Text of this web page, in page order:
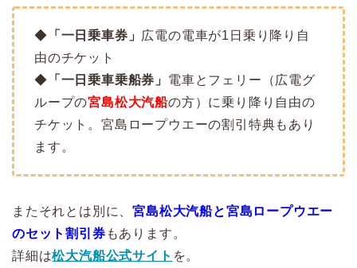
◆ 「一日乗車券」 広電の電車が1日乗り降り自
由のチケット
◆ 「一日乗車乗船券」 電車とフェリー（広電グ
ループの宮島松大汽船の方）に乗り降り自由の
チケット。宮島ロープウエーの割引特典もあり
ます。
またそれとは別に、宮島松大汽船と宮島ロープウエー
のセット割引券 もあります。
詳細は松大汽船公式サイト を。